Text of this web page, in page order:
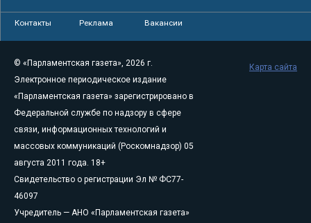
Контакты Реклама Вакансии
© «Парламентская газета», 2026 г.
Электронное периодическое издание
«Парламентская газета» зарегистрировано в
Федеральной службе по надзору в сфере
связи, информационных технологий и
массовых коммуникаций (Роскомнадзор) 05
августа 2011 года. 18+
Свидетельство о регистрации Эл № ФС77-
46097
Учредитель — АНО «Парламентская газета»
Карта сайта